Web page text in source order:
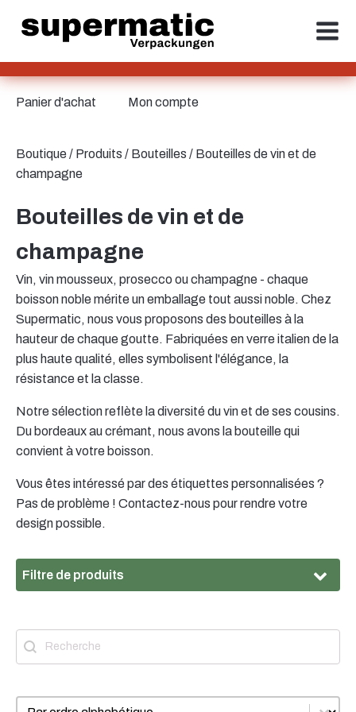
Boutique/ Produits / Bouteilles / Bouteilles de vin et de
champagne
Panier d'achat Mon compte
Bouteilles de vin et de
champagne
Vin, vin mousseux, prosecco ou champagne - chaque
boisson noble mérite un emballage tout aussi noble. Chez
Supermatic, nous vous proposons des bouteilles à la
hauteur de chaque goutte. Fabriquées en verre italien de la
plus haute qualité, elles symbolisent l'élégance, la
résistance et la classe.
Notre sélection reflète la diversité du vin et de ses cousins.
Du bordeaux au crémant, nous avons la bouteille qui
convient à votre boisson.
Vous êtes intéressé par des étiquettes personnalisées ?
Pas de problème ! Contactez-nous pour rendre votre
design possible.
Filtre de produits
Matériau
HD-PE(2)
Recherche
Chercheur
Trier
Trèves le contenu